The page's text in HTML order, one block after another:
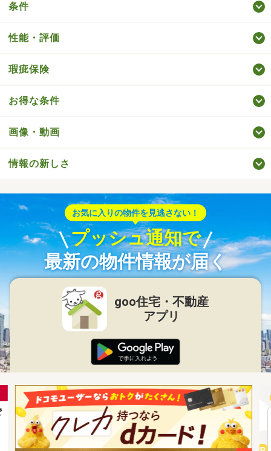
条件
性能・評価
瑕疵保険
お得な条件
画像・動画
情報の新しさ
お気に入りの物件を見逃さない！
プッシュ通知で
最新の物件情報が届く
goo住宅・不動産
アプリ